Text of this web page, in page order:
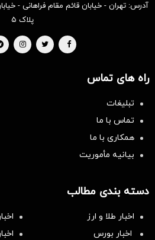
آدرس: تهران - خیابان قائم مقام فراهانی -
پلاک ۵
راه های تماس
تبلیغات
تماس با ما
همکاری با ما
بیانیه مأموریت
دسته بندی مطالب
اخبار طلا و ارز
اخبار بورس